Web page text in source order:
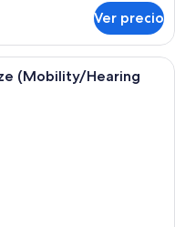
Ver precio
habitación de hotel moderna
(Mobility/Hearing